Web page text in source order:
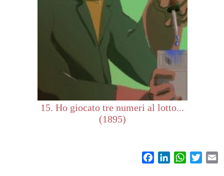
15. Ho giocato tre numeri al lotto...
(1895)
FacebookLinkedIn